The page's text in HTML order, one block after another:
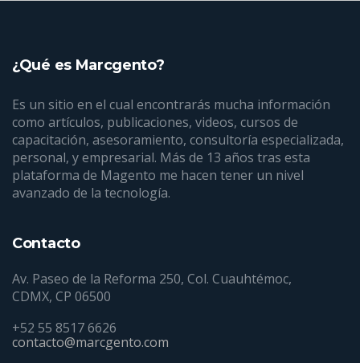
¿Qué es Marcgento?
Es un sitio en el cual encontrarás mucha información
como artículos, publicaciones, videos, cursos de
capacitación, asesoramiento, consultoría especializada,
personal, y empresarial. Más de 13 años tras esta
plataforma de Magento me hacen tener un nivel
avanzado de la tecnología.
Contacto
Av. Paseo de la Reforma 250, Col. Cuauhtémoc,
CDMX, CP 06500
+52 55 8517 6626
contacto@marcgento.com